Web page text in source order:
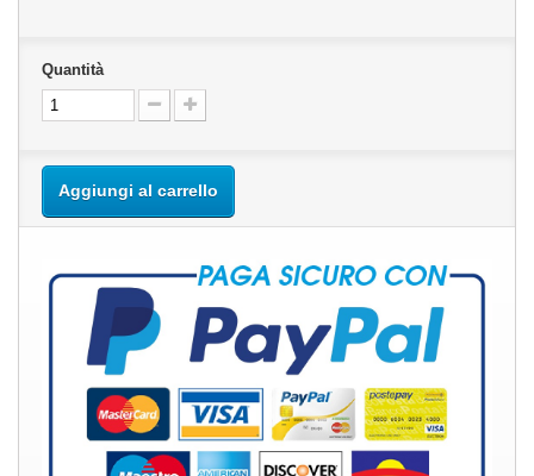
Quantità
Aggiungi al carrello